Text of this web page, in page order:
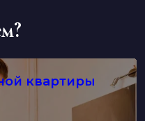
квартиры